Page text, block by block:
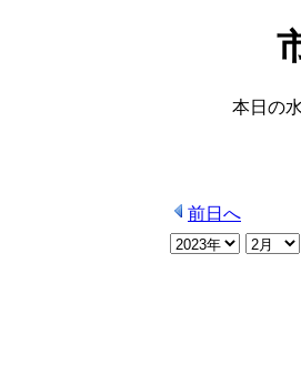
本日の
前日へ